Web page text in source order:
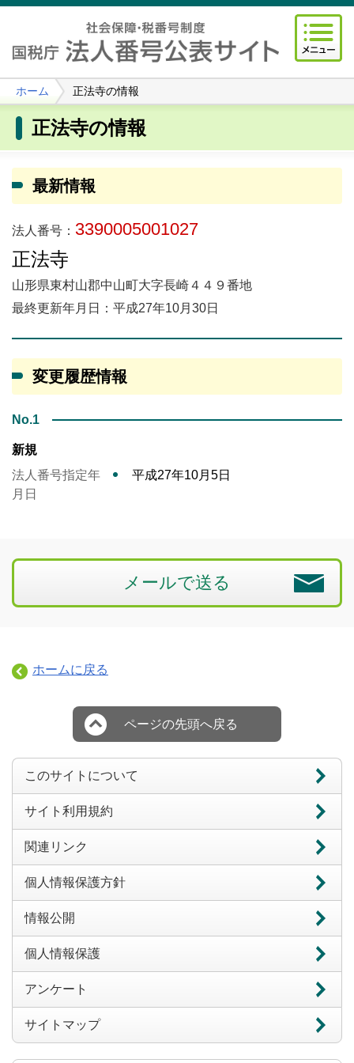
ホーム 正法寺の情報
正法寺の情報
最新情報
法人番号： 3390005001027
正法寺
山形県東村山郡中山町大字長崎４４９番地
最終更新年月日：平成27年10月30日
変更履歴情報
No.1
新規
法人番号指定年
月日
平成27年10月5日
メールで送る
ホームに戻る
ページの先頭へ戻る
このサイトについて
サイト利用規約
関連リンク
個人情報保護方針
情報公開
個人情報保護
アンケート
サイトマップ